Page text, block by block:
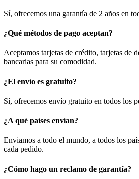
Sí, ofrecemos una garantía de 2 años en
¿Qué métodos de pago aceptan?
Aceptamos tarjetas de crédito, tarjetas de
bancarias para su comodidad.
¿El envío es gratuito?
Sí, ofrecemos envío gratuito en todos los
¿A qué países envían?
Enviamos a todo el mundo, a todos los
cada pedido.
¿Cómo hago un reclamo de garantía?